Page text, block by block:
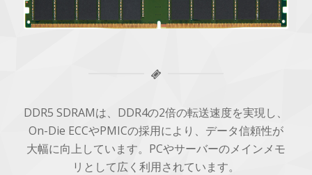
DDR5 SDRAMは、DDR4の2倍の転送速度を実現し、
On-Die ECCやPMICの採用により、データ信頼性が
大幅に向上しています。PCやサーバーのメインメモ
リとして広く利用されています。